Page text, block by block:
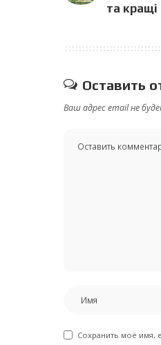
та кращі
Оставить
Ваш адрес email не
Сохранить моё имя,